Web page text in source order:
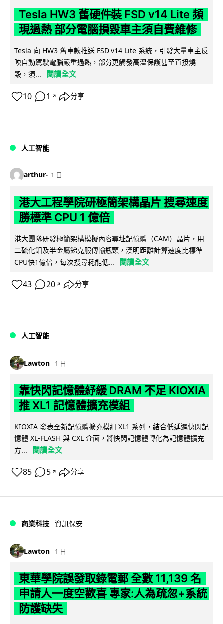
Tesla HW3 舊硬件裝 FSD v14 Lite 頻
現過熱 部分電腦損毀車主須自費維修
Tesla 向 HW3 舊車款推送 FSD v14 Lite 系統，引發大量車主反
映自動駕駛電腦嚴重過熱，部分更觸發高溫保護甚至直接燒
毀，須...
閱讀全文
10 1 ↗ 分享
人工智能
arthur 1 日
港大工程學院研極簡架構晶片 搜尋速度
勝標準 CPU 1 億倍
港大團隊研發極簡架構模擬內容尋址記憶體（CAM）晶片，用
二硫化鉬及半金屬銻克服傳輸瓶頸，漢明距離計算速度比標準
CPU快1億倍，每次搜尋耗能低...
閱讀全文
43 20 ↗ 分享
人工智能
Lawton 1 日
靠快閃記憶體紓緩 DRAM 不足 KIOXIA
推 XL1 記憶體擴充模組
KIOXIA 發表全新記憶體擴充模組 XL1 系列，結合低延遲快閃記
憶體 XL-FLASH 與 CXL 介面，將快閃記憶體轉化為記憶體擴充
方...
閱讀全文
85 5 ↗ 分享
商業科技 資訊保安
Lawton 1 日
東華學院誤發取錄電郵 全數 11,139 名
申請人一度空歡喜 專家:人為疏忽+系統
防護缺失